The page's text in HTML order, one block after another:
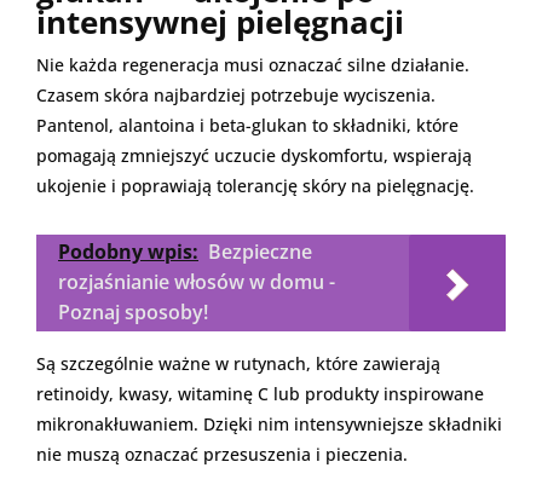
intensywnej pielęgnacji
Nie każda regeneracja musi oznaczać silne działanie.
Czasem skóra najbardziej potrzebuje wyciszenia.
Pantenol, alantoina i beta-glukan to składniki, które
pomagają zmniejszyć uczucie dyskomfortu, wspierają
ukojenie i poprawiają tolerancję skóry na pielęgnację.
Podobny wpis: Bezpieczne
rozjaśnianie włosów w domu -
Poznaj sposoby!
Są szczególnie ważne w rutynach, które zawierają
retinoidy, kwasy, witaminę C lub produkty inspirowane
mikronakłuwaniem. Dzięki nim intensywniejsze składniki
nie muszą oznaczać przesuszenia i pieczenia.